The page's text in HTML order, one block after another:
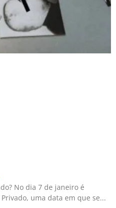
No dia 7 de janeiro é
uma data em que se